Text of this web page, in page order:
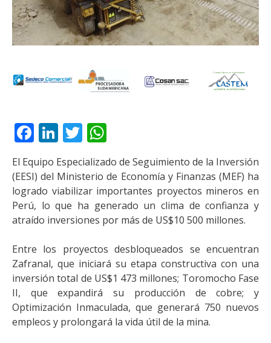
Facebook
LinkedIn
Twitter
El Equipo Especializado de Seguimiento de la Inversión
(EESI) del Ministerio de Economía y Finanzas (MEF) ha
logrado viabilizar importantes proyectos mineros en
Perú, lo que ha generado un clima de confianza y
atraído inversiones por más de US$10 500 millones.
Entre los proyectos desbloqueados se encuentran
Zafranal, que iniciará su etapa constructiva con una
inversión total de US$1 473 millones; Toromocho Fase
II, que expandirá su producción de cobre; y
Optimización Inmaculada, que generará 750 nuevos
empleos y prolongará la vida útil de la mina.